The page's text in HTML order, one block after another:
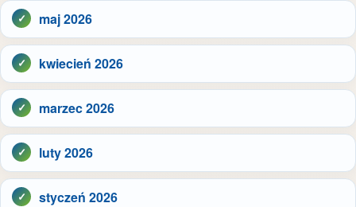
maj 2026
kwiecień 2026
marzec 2026
luty 2026
styczeń 2026